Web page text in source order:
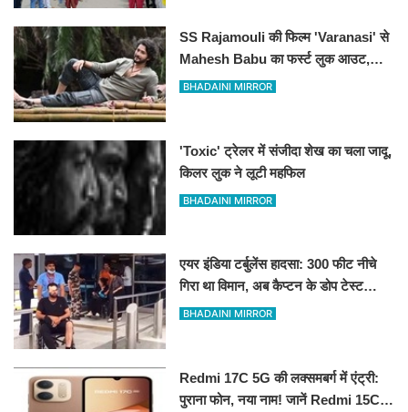
SS Rajamouli की फिल्म 'Varanasi' से
Mahesh Babu का फर्स्ट लुक आउट,
'रुद्र' के अवतार में छा गए सुपरस्टार
BHADAINI MIRROR
'Toxic' ट्रेलर में संजीदा शेख का चला जादू,
किलर लुक ने लूटी महफिल
BHADAINI MIRROR
एयर इंडिया टर्बुलेंस हादसा: 300 फीट नीचे
गिरा था विमान, अब कैप्टन के डोप टेस्ट
पॉजिटिव होने के दावे से मचा हड़कंप
BHADAINI MIRROR
Redmi 17C 5G की लक्समबर्ग में एंट्री:
पुराना फोन, नया नाम! जानें Redmi 15C